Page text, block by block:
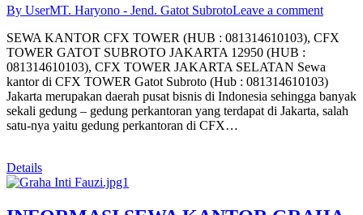
By UserMT. Haryono - Jend. Gatot SubrotoLeave a comment
SEWA KANTOR CFX TOWER (HUB : 081314610103), CFX
TOWER GATOT SUBROTO JAKARTA 12950 (HUB :
081314610103), CFX TOWER JAKARTA SELATAN Sewa
kantor di CFX TOWER Gatot Subroto (Hub : 081314610103)
Jakarta merupakan daerah pusat bisnis di Indonesia sehingga banyak
sekali gedung – gedung perkantoran yang terdapat di Jakarta, salah
satu-nya yaitu gedung perkantoran di CFX…
Details